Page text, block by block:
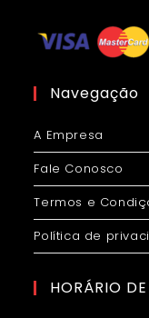
Navegação
A Empresa
Fale Conosco
Termos e
Política de
HORÁRIO